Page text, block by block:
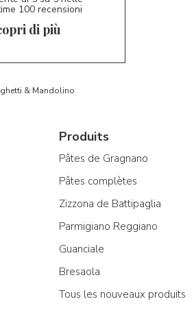
100 recensioni
di più
& Mandolino
Produits
Pâtes de Gragnano
Pâtes complètes
Zizzona de Battipaglia
Parmigiano Reggiano
Guanciale
Bresaola
Tous les nouveaux produits